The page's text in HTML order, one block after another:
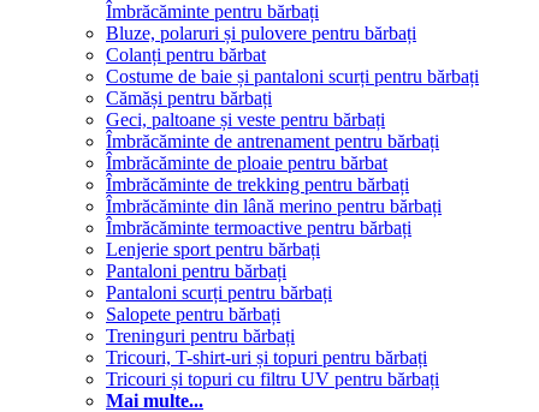
Îmbrăcăminte pentru bărbați
Bluze, polaruri și pulovere pentru bărbați
Colanți pentru bărbat
Costume de baie și pantaloni scurți pentru bărbați
Cămăși pentru bărbați
Geci, paltoane și veste pentru bărbați
Îmbrăcăminte de antrenament pentru bărbați
Îmbrăcăminte de ploaie pentru bărbat
Îmbrăcăminte de trekking pentru bărbați
Îmbrăcăminte din lână merino pentru bărbați
Îmbrăcăminte termoactive pentru bărbați
Lenjerie sport pentru bărbați
Pantaloni pentru bărbați
Pantaloni scurți pentru bărbați
Salopete pentru bărbați
Treninguri pentru bărbați
Tricouri, T-shirt-uri și topuri pentru bărbați
Tricouri și topuri cu filtru UV pentru bărbați
Mai multe...